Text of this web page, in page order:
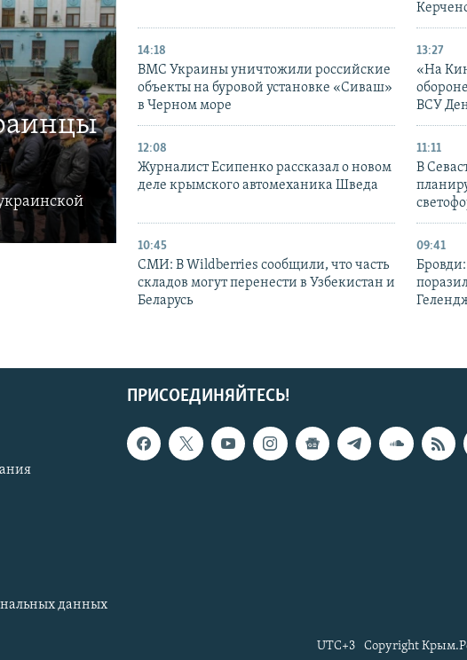
14:18
ВМС Украины уничтожили российские
объекты на буровой установке «Сиваш»
в Черном море
13:27
«На
ВСУ
12:08
Журналист Есипенко рассказал о новом
деле крымского автомеханика Шведа
11:11
В
10:45
СМИ: В Wildberries сообщили, что часть
складов могут перенести в Узбекистан и
Беларусь
09:41
ПРИСОЕДИНЯЙТЕСЬ!
данных
Copyright
UTC+3